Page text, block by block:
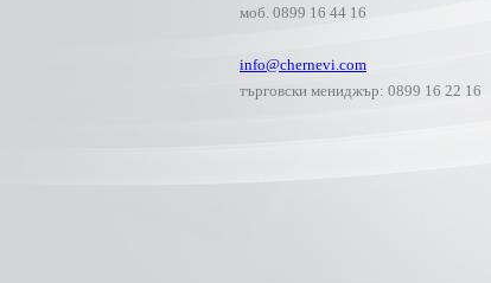
моб. 0899 16 44 16
info@chernevi.com
търговски мениджър: 0899 16 22 16